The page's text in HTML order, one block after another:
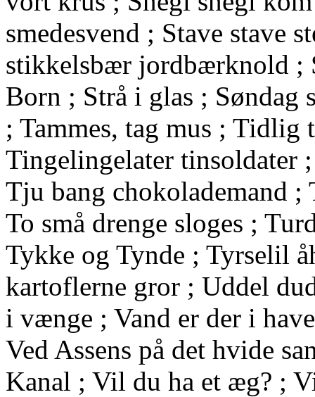
smedesvend ; Stave stave
stikkelsbær jordbærknold ;
Born ; Strå i glas ; Søndag
; Tammes, tag mus ;
Tingelingelater tinsoldater
Tju bang chokolademand ;
To små drenge sloges ;
Tykke og Tynde ; Tyrselil
kartoflerne gror ; Uddel
i vænge ; Vand er der i
Ved Assens på det hvide
Kanal ; Vil du ha et æg? ;